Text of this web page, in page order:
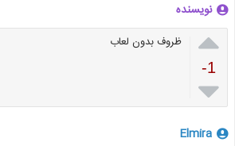
نویسنده

-1

ظروف بدون لعاب
Elmira